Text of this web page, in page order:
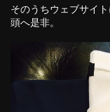
そのうちウェブサイ
頭へ是非。